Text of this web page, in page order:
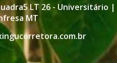
LT 26 - Universitário |
MT